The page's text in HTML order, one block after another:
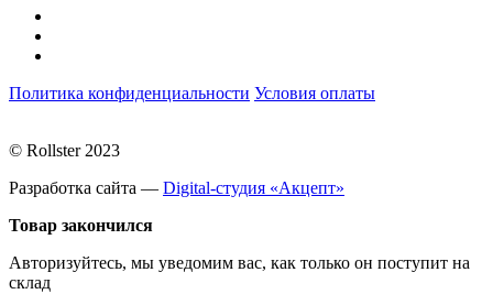
Политика конфиденциальности Условия оплаты
© Rollster 2023
Разработка сайта — Digital-студия «Акцепт»
Товар закончился
Авторизуйтесь, мы уведомим вас, как только он поступит на
склад